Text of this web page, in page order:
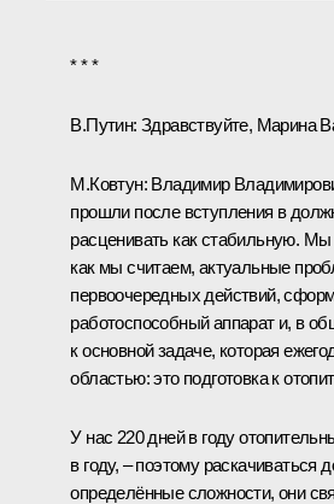
* * *
В.Путин: Здравствуйте, Марина
М.Ковтун: Владимир
прошли после вступления в
расценивать как стабильную.
как мы считаем, актуальные
первоочередных действий,
работоспособный аппарат и, в
к основной задаче, которая
областью: это подготовка к
У нас 220 дней в году
в году, – поэтому
определённые сложности, они